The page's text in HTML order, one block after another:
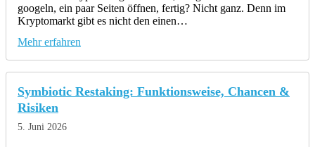
googeln, ein paar Seiten öffnen, fertig? Nicht ganz. Denn im
Kryptomarkt gibt es nicht den einen…
Mehr erfahren
Symbiotic Restaking: Funktionsweise, Chancen &
Risiken
5. Juni 2026